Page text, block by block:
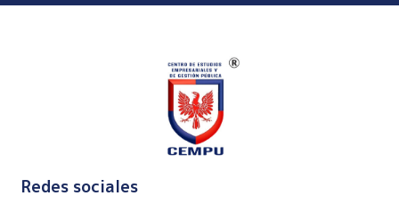
Redes sociales